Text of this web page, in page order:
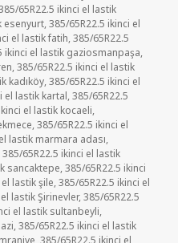
65R22.5 ikinci el lastik
esenyurt,385/65R22.5 ikinci el
el lastik fatih,385/65R22.5
ikinci el lastik gaziosmanpaşa,
,385/65R22.5 ikinci el lastik
kadıköy,385/65R22.5 ikinci el
el lastik kartal,385/65R22.5
el lastik kocaeli,
,385/65R22.5 ikinci el
lastik marmara adası,
385/65R22.5 ikinci el lastik
sancaktepe,385/65R22.5 ikinci
lastik şile,385/65R22.5 ikinci el
lastik Şirinevler,385/65R22.5
el lastik sultanbeyli,
,385/65R22.5 ikinci el lastik
,385/65R22.5 ikinci el